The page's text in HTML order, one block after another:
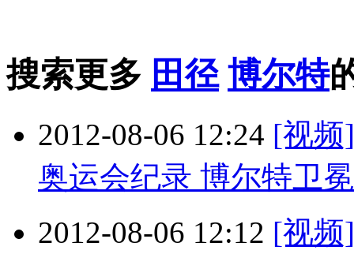
搜索更多 田径 博尔特
2012-08-06 12:24 [视频
奥运会纪录 博尔特卫冕
2012-08-06 12:12 [视频